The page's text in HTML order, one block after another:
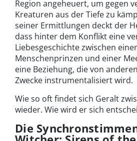
Region angeheuert, um gegen
Kreaturen aus der Tiefe zu
seiner Ermittlungen deckt der
dass hinter dem Konflikt eine
Liebesgeschichte zwischen
Menschenprinzen und einer
eine Beziehung, die von
Zwecke instrumentalisiert wird.
Wie so oft findet sich Geralt
wieder. Wie wird er sich
Die